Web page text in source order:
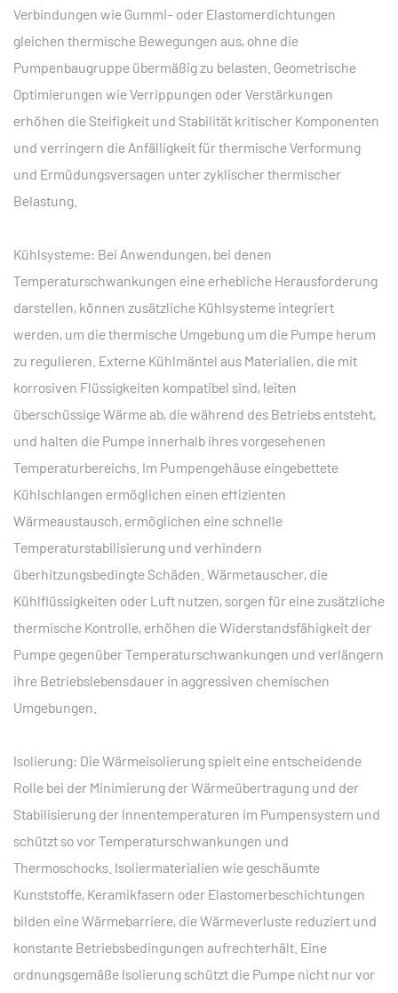
Verbindungen wie Gummi- oder Elastomerdichtungen
gleichen thermische Bewegungen aus, ohne die
Pumpenbaugruppe übermäßig zu belasten. Geometrische
Optimierungen wie Verrippungen oder Verstärkungen
erhöhen die Steifigkeit und Stabilität kritischer Komponenten
und verringern die Anfälligkeit für thermische Verformung
und Ermüdungsversagen unter zyklischer thermischer
Belastung.
Kühlsysteme: Bei Anwendungen, bei denen
Temperaturschwankungen eine erhebliche Herausforderung
darstellen, können zusätzliche Kühlsysteme integriert
werden, um die thermische Umgebung um die Pumpe herum
zu regulieren. Externe Kühlmäntel aus Materialien, die mit
korrosiven Flüssigkeiten kompatibel sind, leiten
überschüssige Wärme ab, die während des Betriebs entsteht,
und halten die Pumpe innerhalb ihres vorgesehenen
Temperaturbereichs. Im Pumpengehäuse eingebettete
Kühlschlangen ermöglichen einen effizienten
Wärmeaustausch, ermöglichen eine schnelle
Temperaturstabilisierung und verhindern
überhitzungsbedingte Schäden. Wärmetauscher, die
Kühlflüssigkeiten oder Luft nutzen, sorgen für eine zusätzliche
thermische Kontrolle, erhöhen die Widerstandsfähigkeit der
Pumpe gegenüber Temperaturschwankungen und verlängern
ihre Betriebslebensdauer in aggressiven chemischen
Umgebungen.
Isolierung: Die Wärmeisolierung spielt eine entscheidende
Rolle bei der Minimierung der Wärmeübertragung und der
Stabilisierung der Innentemperaturen im Pumpensystem und
schützt so vor Temperaturschwankungen und
Thermoschocks. Isoliermaterialien wie geschäumte
Kunststoffe, Keramikfasern oder Elastomerbeschichtungen
bilden eine Wärmebarriere, die Wärmeverluste reduziert und
konstante Betriebsbedingungen aufrechterhält. Eine
ordnungsgemäße Isolierung schützt die Pumpe nicht nur vor